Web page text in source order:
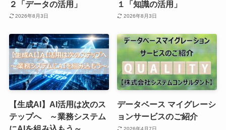
２「データの活用」
2026年8月3日
１「知識の活用」
2026年8月3日
【生成AI】AI活用は次のス
テップへ ～業務システム
データベース マイグレーシ
ョンサービスのご紹介
2026年4月7日